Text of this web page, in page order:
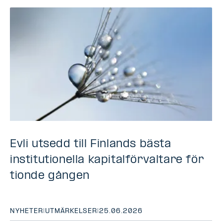
Evli utsedd till Finlands bästa
institutionella kapitalförvaltare för
tionde gången
NYHETER| UTMÄRKELSER|25.06.2026